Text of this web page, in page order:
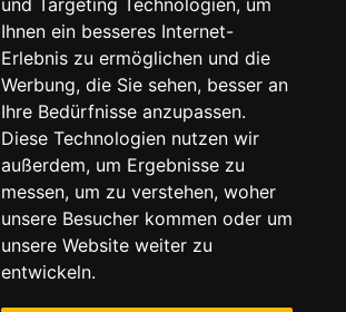
und Targeting Technologien, um
Ihnen ein besseres Internet-
Erlebnis zu ermöglichen und die
Werbung, die Sie sehen, besser an
Ihre Bedürfnisse anzupassen.
Diese Technologien nutzen wir
außerdem, um Ergebnisse zu
messen, um zu verstehen, woher
unsere Besucher kommen oder um
unsere Website weiter zu
entwickeln.